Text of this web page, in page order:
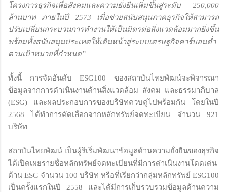
โครงการธุรกิจเพื่อสังคมและความยั่งยืนเพิ่มขึ้นสู่ระดับ 250,000
ล้านบาท ภายในปี 2573 เพื่อช่วยสนับสนุนภาคธุรกิจให้สามารถ
ปรับเปลี่ยนกระบวนการทำงานให้เป็นมิตรต่อสิ่งแวดล้อมมากยิ่งขึ้น
พร้อมทั้งสนับสนุนประเทศให้เดินหน้าสู่ระบบเศรษฐกิจคาร์บอนต่ำ
ตามเป้าหมายที่กำหนด”
ทั้งนี้ การจัดอันดับ ESG100 ของสถาบันไทยพัฒน์จะพิจารณา
ข้อมูลจากการดำเนินงานด้านสิ่งแวดล้อม สังคม และธรรมาภิบาล
(ESG) และผลประกอบการของบริษัทควบคู่ไปพร้อมกัน โดยในปี
2568 ได้ทำการคัดเลือกจากหลักทรัพย์จดทะเบียน จำนวน 921
บริษัท
สถาบันไทยพัฒน์ เป็นผู้ริเริ่มพัฒนาข้อมูลด้านความยั่งยืนของธุรกิจ
ได้เปิดเผยรายชื่อหลักทรัพย์จดทะเบียนที่มีการดำเนินงานโดดเด่น
ด้าน ESG จำนวน 100 บริษัท หรือที่เรียกว่ากลุ่มหลักทรัพย์ ESG100
เป็นครั้งแรกในปี 2558 และได้มีการเก็บรวบรวมข้อมูลด้านความ